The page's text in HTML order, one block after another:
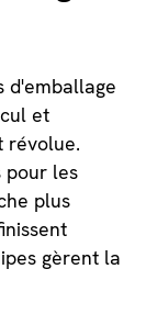
d'emballage
et
révolue.
pour les
plus
gèrent la